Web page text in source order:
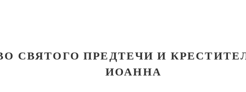
СВЯТОГО ПРЕДТЕЧИ И
ИОАННА